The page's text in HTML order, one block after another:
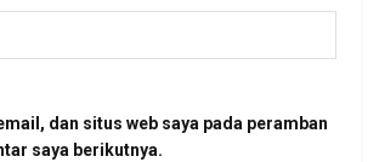
dan situs web saya pada peramban
saya berikutnya.